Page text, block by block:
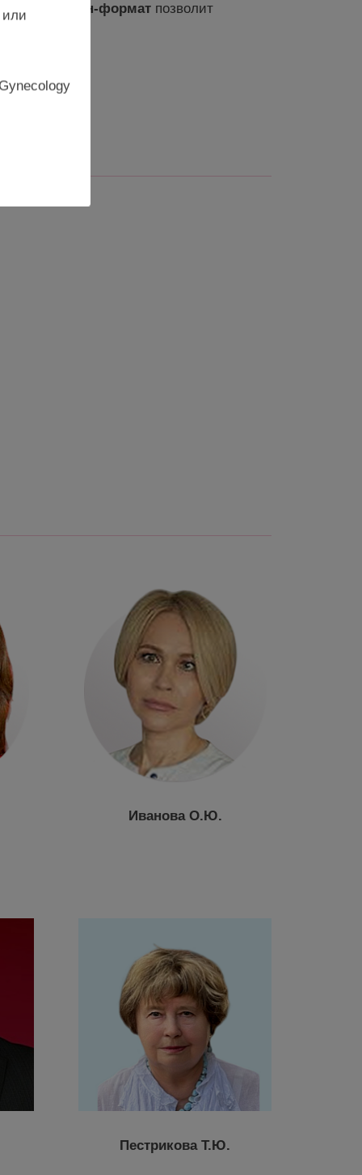
онлайн-формат позволит
Иванова О.Ю.
Пестрикова Т.Ю.
или